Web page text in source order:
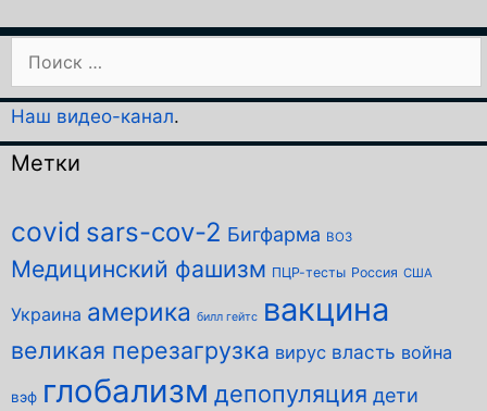
Наш видео-канал.
Метки
covid sars-cov-2 Бигфарма ВОЗ
Медицинский фашизм ПЦР-тесты Россия США
Украина америка билл гейтс вакцина
великая перезагрузка вирус власть война
вэф глобализм депопуляция дети